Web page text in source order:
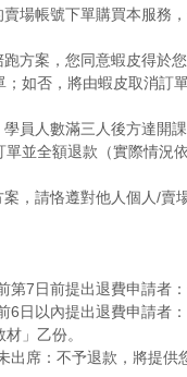
場帳號下單購買本服務
方案，您同意蝦皮得於
如否，將由蝦皮取消訂
員人數滿三人後方達開
並全額退款（實際情況
，請恪遵對他人個人/賣
第7日前提出退費申請者
6日以內提出退費申請者
」乙份。
出席：不予退款，將提供